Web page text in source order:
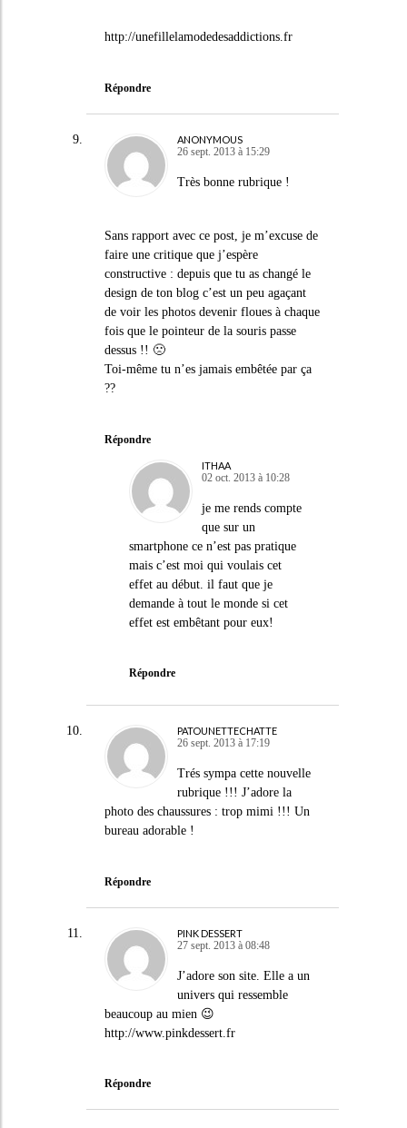
http://unefillelamodedesaddictions.fr
Répondre
ANONYMOUS
26 sept. 2013 à 15:29
Très bonne rubrique !
Sans rapport avec ce post, je m’excuse de
faire une critique que j’espère
constructive : depuis que tu as changé le
design de ton blog c’est un peu agaçant
de voir les photos devenir floues à chaque
fois que le pointeur de la souris passe
dessus !! 🙁
Toi-même tu n’es jamais embêtée par ça
??
Répondre
ITHAA
02 oct. 2013 à 10:28
je me rends compte
que sur un
smartphone ce n’est pas pratique
mais c’est moi qui voulais cet
effet au début. il faut que je
demande à tout le monde si cet
effet est embêtant pour eux!
Répondre
PATOUNETTECHATTE
26 sept. 2013 à 17:19
Trés sympa cette nouvelle
rubrique !!! J’adore la
photo des chaussures : trop mimi !!! Un
bureau adorable !
Répondre
PINK DESSERT
27 sept. 2013 à 08:48
J’adore son site. Elle a un
univers qui ressemble
beaucoup au mien 😉
http://www.pinkdessert.fr
Répondre